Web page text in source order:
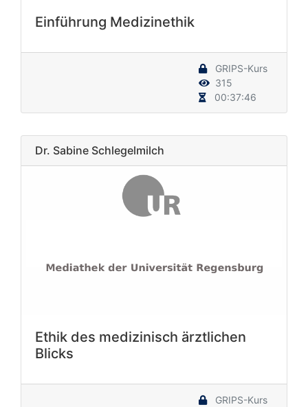
Einführung Medizinethik
GRIPS-Kurs
315
00:37:46
Dr. Sabine Schlegelmilch
Ethik des medizinisch ärztlichen
Blicks
GRIPS-Kurs